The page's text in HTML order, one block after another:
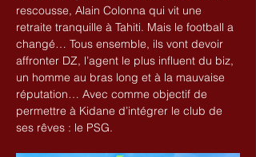
rescousse, Alain Colonna qui vit une
retraite tranquille à Tahiti. Mais le football a
changé… Tous ensemble, ils vont devoir
affronter DZ, l’agent le plus influent du biz,
un homme au bras long et à la mauvaise
réputation… Avec comme objectif de
permettre à Kidane d’intégrer le club de
ses rêves : le PSG.